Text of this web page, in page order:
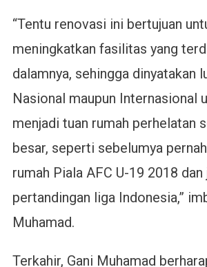
“Tentu renovasi ini bertujuan
meningkatkan fasilitas yang
dalamnya, sehingga dinyatakan
Nasional maupun Internasional
menjadi tuan rumah perhelatan
besar, seperti sebelumya
rumah Piala AFC U-19 2018
pertandingan liga Indonesia,”
Muhamad.
Terkahir, Gani Muhamad